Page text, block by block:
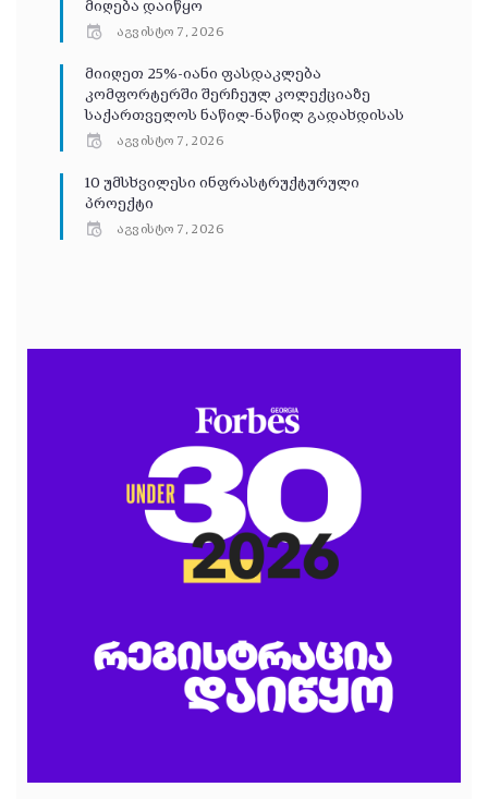
მიღება დაიწყო
აგვისტო 7, 2026
მიიღეთ 25%-იანი ფასდაკლება
კომფორტერში შერჩეულ კოლექციაზე
საქართველოს ნაწილ-ნაწილ გადახდისას
აგვისტო 7, 2026
10 უმსხვილესი ინფრასტრუქტურული
პროექტი
აგვისტო 7, 2026